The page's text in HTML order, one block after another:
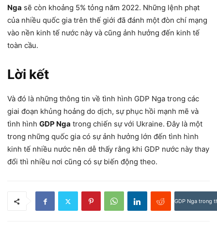
Nga sẽ còn khoảng 5% tỏng năm 2022. Những lệnh phạt
của nhiều quốc gia trên thế giới đã đánh một đòn chí mạng
vào nền kinh tế nước này và cũng ảnh hưởng đến kinh tế
toàn cầu.
Lời kết
Và đó là những thông tin về tình hình GDP Nga trong các
giai đoạn khủng hoảng do dịch, sự phục hồi mạnh mẽ và
tình hình GDP Nga trong chiến sự với Ukraine. Đây là một
trong những quốc gia có sự ảnh hưởng lớn đến tình hình
kinh tế nhiều nước nên dễ thấy rằng khi GDP nước này thay
đổi thì nhiều nơi cũng có sự biến động theo.
GDP Nga trong